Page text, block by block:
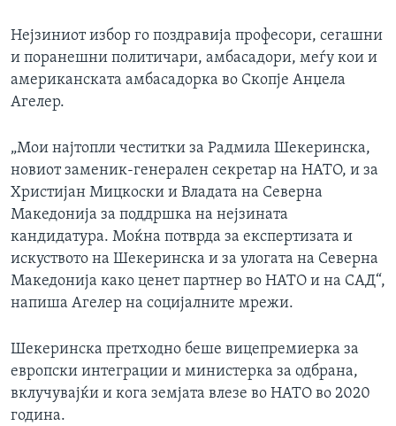
Нејзиниот избор го поздравија професори, сегашни
и поранешни политичари, амбасадори, меѓу кои и
американската амбасадорка во Скопје Анџела
Агелер.
„Мои најтопли честитки за Радмила Шекеринска,
новиот заменик-генерален секретар на НАТО, и за
Христијан Мицкоски и Владата на Северна
Македонија за поддршка на нејзината
кандидатура. Моќна потврда за експертизата и
искуството на Шекеринска и за улогата на Северна
Македонија како ценет партнер во НАТО и на САД“,
напиша Агелер на социјалните мрежи.
Шекеринска претходно беше вицепремиерка за
европски интеграции и министерка за одбрана,
вклучувајќи и кога земјата влезе во НАТО во 2020
година.